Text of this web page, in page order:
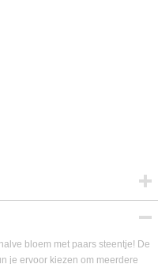
bloem met paars steentje! De
je ervoor kiezen om meerdere